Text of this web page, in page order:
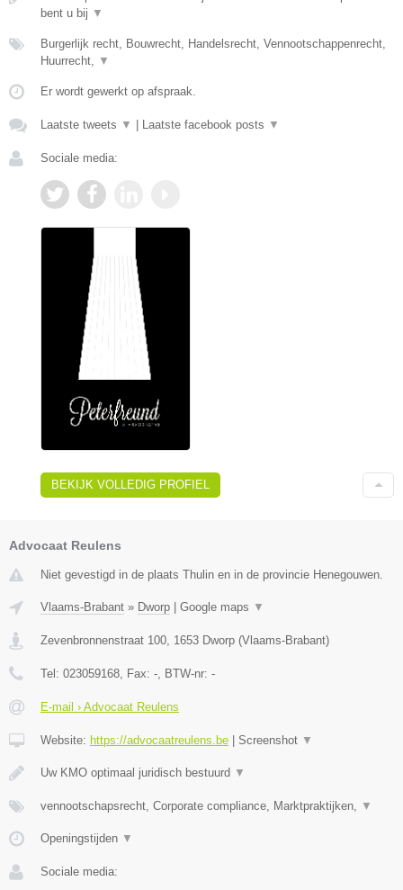
bent u bij ▼
Burgerlijk recht, Bouwrecht, Handelsrecht, Vennootschappenrecht,
Huurrecht,
▼
Er wordt gewerkt op afspraak.
Laatste tweets ▼ Laatste facebook posts ▼
Sociale media:
BEKIJK VOLLEDIG PROFIEL
Advocaat Reulens
Niet gevestigd in de plaats Thulin en in de provincie Henegouwen.
Vlaams-Brabant » Dworp Google maps ▼
Zevenbronnenstraat 100 1653 Dworp (Vlaams-Brabant)
Tel: 023059168 , Fax: - , BTW-nr: -
E-mail › Advocaat Reulens
Website: https://advocaatreulens.be Screenshot ▼
Uw KMO optimaal juridisch bestuurd ▼
vennootschapsrecht, Corporate compliance, Marktpraktijken, ▼
Openingstijden ▼
Sociale media: